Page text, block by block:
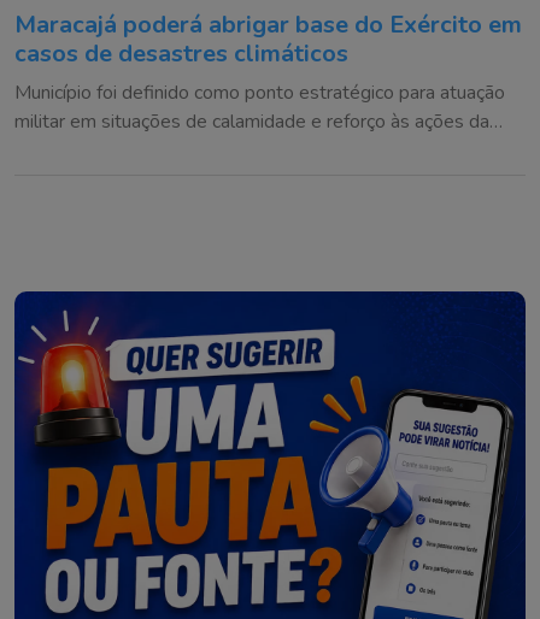
Maracajá poderá abrigar base do Exército em
casos de desastres climáticos
Município foi definido como ponto estratégico para atuação
militar em situações de calamidade e reforço às ações da